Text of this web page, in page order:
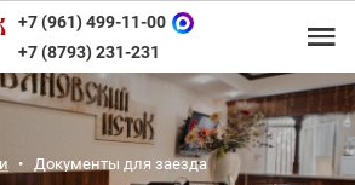
+7 (961) 499-11-00
+7 (8793) 231-231
Документы для заезда